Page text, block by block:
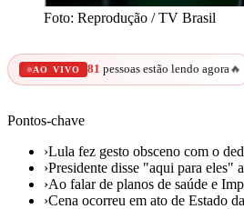
Foto: Reprodução / TV Brasil
AO VIVO 81 pessoas estão lendo agora 🔥
Pontos-chave
›Lula fez gesto obsceno com o
›Presidente disse "aqui para eles"
›Ao falar de planos de saúde e
›Cena ocorreu em ato de Estado